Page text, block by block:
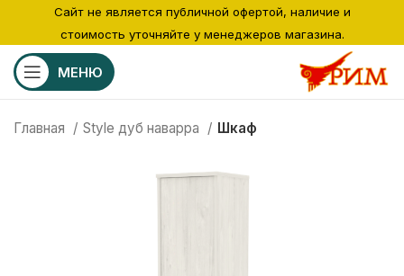
МЕНЮ
Главная Style дуб наварра Шкаф
Сайт не является публичной офертой, наличие и
стоимость уточняйте у менеджеров магазина.